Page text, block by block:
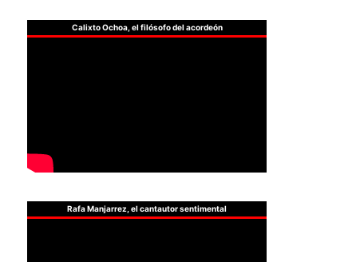
Calixto Ochoa, el filósofo del acordeón
Rafa Manjarrez, el cantautor sentimental